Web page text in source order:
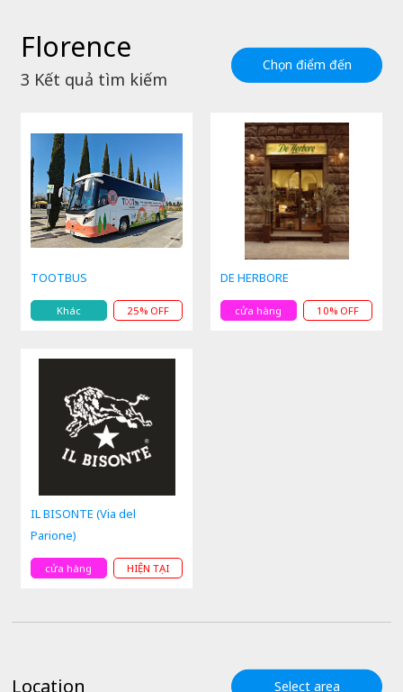
Florence
3 Kết quả tìm kiếm
Chọn điểm đến
TOOTBUS
Khác 25% OFF
DE HERBORE
cửa hàng 10% OFF
IL BISONTE (Via del
Parione)
cửa hàng HIỆN TẠI
Location Select area